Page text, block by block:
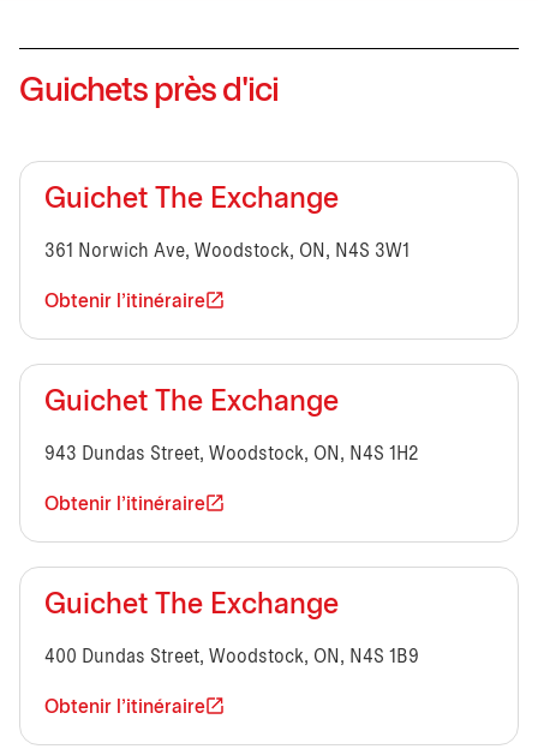
Guichets près d'ici
Guichet The Exchange
361 Norwich Ave, Woodstock, ON, N4S 3W1
Obtenir l'itinéraire
Guichet The Exchange
943 Dundas Street, Woodstock, ON, N4S 1H2
Obtenir l'itinéraire
Guichet The Exchange
400 Dundas Street, Woodstock, ON, N4S 1B9
Obtenir l'itinéraire